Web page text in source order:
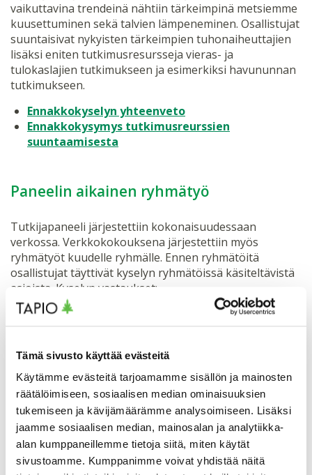
Tämä sivusto käyttää evästeitä
Käytämme evästeitä tarjoamamme sisällön ja mainosten
räätälöimiseen, sosiaalisen median ominaisuuksien
tukemiseen ja kävijämäärämme analysoimiseen. Lisäksi
jaamme sosiaalisen median, mainosalan ja analytiikka-
alan kumppaneillemme tietoja siitä, miten käytät
sivustoamme. Kumppanimme voivat yhdistää näitä
vaikuttavina trendeinä nähtiin tärkeimpinä metsiemme
kuusettuminen sekä talvien lämpeneminen. Osallistujat
suuntaisivat nykyisten tärkeimpien tuhonaiheuttajien
lisäksi eniten tutkimusresursseja vieras- ja
tulokaslajien tutkimukseen ja esimerkiksi havununnan
tutkimukseen.
Ennakkokyselyn yhteenveto
Ennakkokysymys tutkimusreurssien
suuntaamisesta
Paneelin aikainen ryhmätyö
Tutkijapaneeli järjestettiin kokonaisuudessaan
verkossa. Verkkokokouksena järjestettiin myös
ryhmätyöt kuudelle ryhmälle. Ennen ryhmätöitä
osallistujat täyttivät kyselyn ryhmätöissä käsiteltävistä
asioista. Kyselyn vastaukset:
Onko olemassa jokin kehitystrendi tai muu
tekijä, jonka vaikutukset metsien terveyteen
Metsätuhoihin vaikuttavien tekijöiden
merkityksen arviointi ns. vaikutusmatriisin
avulla
Metsien terveyteen ja ilmastonmuutokseen
liittyvät tärkeimmät (alustavat)
politiikkasuositukset?
Metsien terveyteen ja ilmastonmuutokseen
liittyvät tärkeimmät (alustavat)